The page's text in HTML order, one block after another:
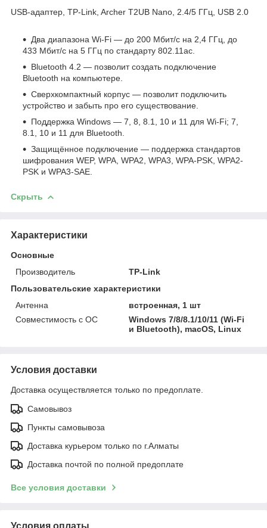
USB-адаптер, TP-Link, Archer T2UB Nano, 2.4/5 ГГц, USB 2.0
Два диапазона Wi-Fi — до 200 Мбит/с на 2,4 ГГц, до
433 Мбит/с на 5 ГГц по стандарту 802.11ac.
Bluetooth 4.2 — позволит создать подключение
Bluetooth на компьютере.
Сверхкомпактный корпус — позволит подключить
устройство и забыть про его существование.
Поддержка Windows — 7, 8, 8.1, 10 и 11 для Wi-Fi; 7,
8.1, 10 и 11 для Bluetooth.
Защищённое подключение — поддержка стандартов
шифрования WEP, WPA, WPA2, WPA3, WPA-PSK, WPA2-
PSK и WPA3-SAE.
Скрыть
Характеристики
Основные
Производитель
TP-Link
Пользовательские характеристики
Антенна
встроенная, 1 шт
Совместимость с ОС
Windows 7/8/8.1/10/11 (Wi-Fi
и Bluetooth), macOS, Linux
Условия доставки
Доставка осуществляется только по предоплате.
Самовывоз
Пункты самовывоза
Доставка курьером только по г.Алматы
Доставка почтой по полной предоплате
Все условия доставки